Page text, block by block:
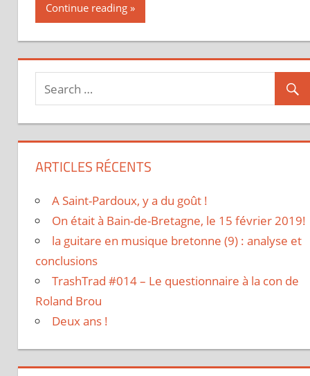
Continue reading
ARTICLES RÉCENTS
A Saint-Pardoux, y a du goût !
On était à Bain-de-Bretagne, le 15 février 2019!
la guitare en musique bretonne (9) : analyse et
conclusions
TrashTrad #014 – Le questionnaire à la con de
Roland Brou
Deux ans !